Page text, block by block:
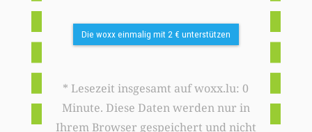
Die woxx einmalig mit 2 € unterstützen
* Lesezeit insgesamt auf woxx.lu: 0
Minute. Diese Daten werden nur in
Ihrem Browser gespeichert und nicht